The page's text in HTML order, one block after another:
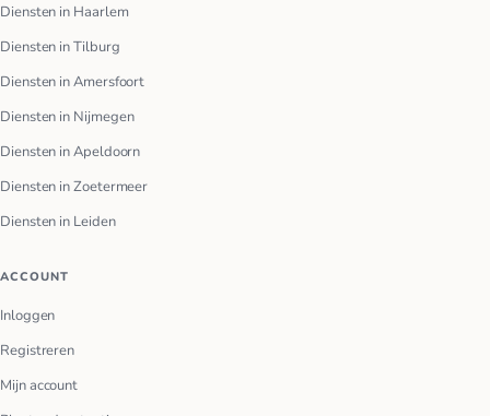
Diensten in Haarlem
Diensten in Tilburg
Diensten in Amersfoort
Diensten in Nijmegen
Diensten in Apeldoorn
Diensten in Zoetermeer
Diensten in Leiden
ACCOUNT
Inloggen
Registreren
Mijn account